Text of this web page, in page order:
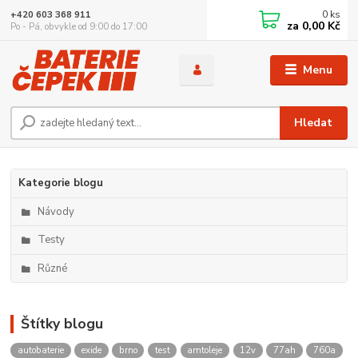
Menu
Hledat
+420 603 368 911
Po - Pá, obvykle od 9:00 do 17:00
0 ks
za 0,00 Kč
Kategorie blogu
Návody
Testy
Různé
Štítky blogu
autobaterie exide brno test amtoleje 12v 77ah
760a